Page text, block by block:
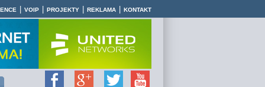
VOIP PROJEKTY REKLAMA KONTAKT